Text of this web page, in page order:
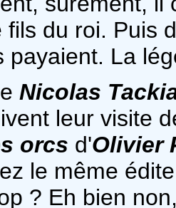
fils du roi. Puis
payaient. La
Nicolas
leur visite
orcs d'Olivier
le même
? Eh bien